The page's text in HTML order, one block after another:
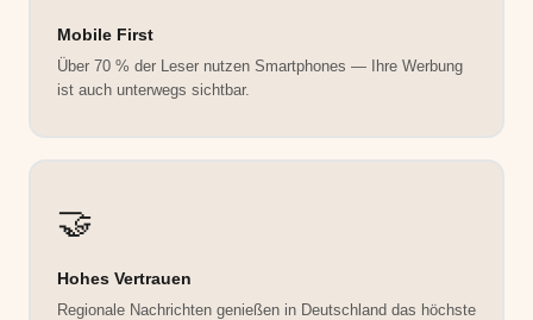
Mobile First
Über 70 % der Leser nutzen Smartphones — Ihre Werbung
ist auch unterwegs sichtbar.
🤝
Hohes Vertrauen
Regionale Nachrichten genießen in Deutschland das höchste